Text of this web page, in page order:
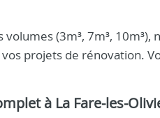
(3m³, 7m³,
projets de rénovation.
à La Fare-les-